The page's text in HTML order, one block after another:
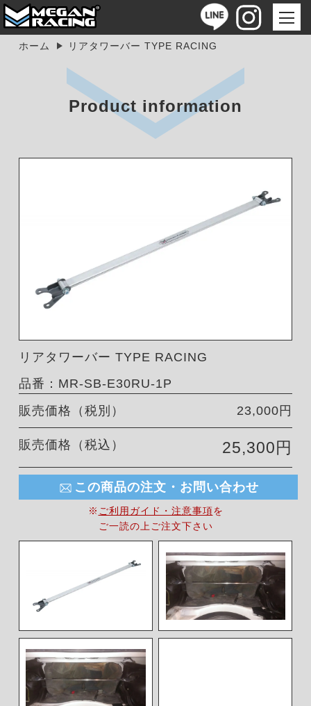
ホーム リアタワーバー TYPE RACING
Product information
リアタワーバー TYPE RACING
品番：MR-SB-E30RU-1P
販売価格（税別）
23,000円
販売価格（税込） 25,300円
この商品の注文・お問い合わせ
※ ご利用ガイド・注意事項を
ご一読の上ご注文下さい